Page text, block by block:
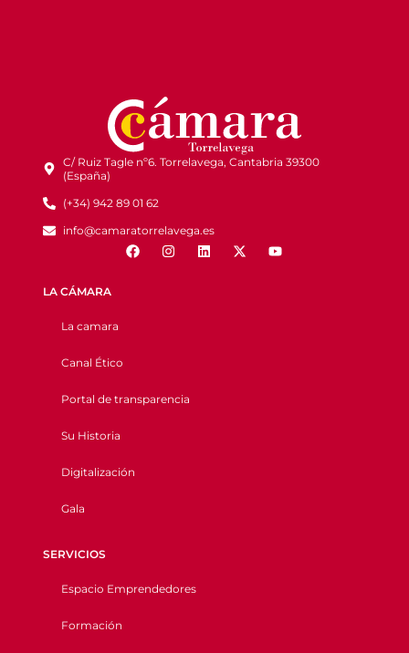
C/ Ruiz Tagle nº6. Torrelavega, Cantabria 39300
(España)
(+34) 942 89 01 62
info@camaratorrelavega.es
LA CÁMARA
La camara
Canal Ético
Portal de transparencia
Su Historia
Digitalización
Gala
SERVICIOS
Espacio Emprendedores
Formación